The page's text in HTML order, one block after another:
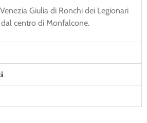
Giulia di Ronchi dei Legionari
centro di Monfalcone.